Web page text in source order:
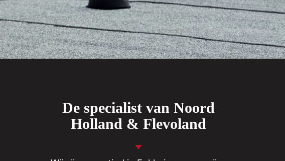
De specialist van Noord
Holland & Flevoland